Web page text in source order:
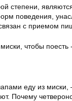
степени,
поведения,
с приемом
еду из миски,
Почему